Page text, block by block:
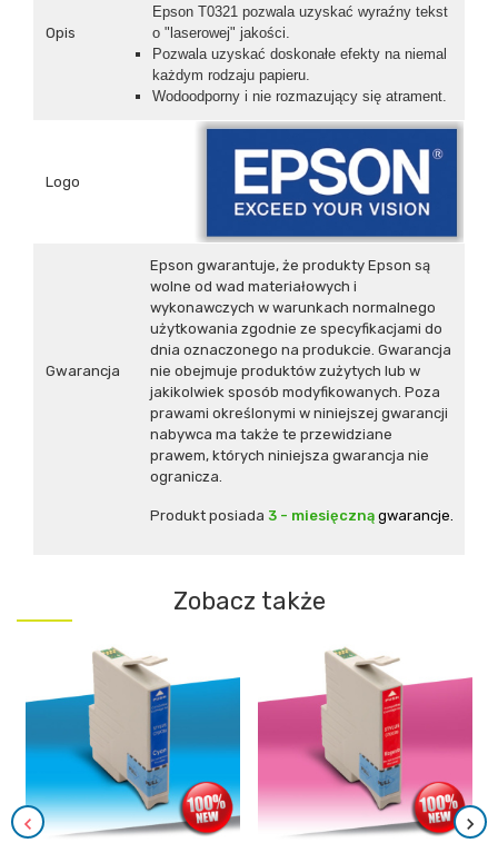
Opis
Epson T0321 pozwala uzyskać wyraźny tekst
o "laserowej" jakości.
Pozwala uzyskać doskonałe efekty na niemal
każdym rodzaju papieru.
Wodoodporny i nie rozmazujący się atrament.
Logo
Gwarancja
Epson gwarantuje, że produkty Epson są
wolne od wad materiałowych i
wykonawczych w warunkach normalnego
użytkowania zgodnie ze specyfikacjami do
dnia oznaczonego na produkcie. Gwarancja
nie obejmuje produktów zużytych lub w
jakikolwiek sposób modyfikowanych. Poza
prawami określonymi w niniejszej gwarancji
nabywca ma także te przewidziane
prawem, których niniejsza gwarancja nie
ogranicza.
Produkt posiada 3 - miesięczną gwarancje.
Zobacz także